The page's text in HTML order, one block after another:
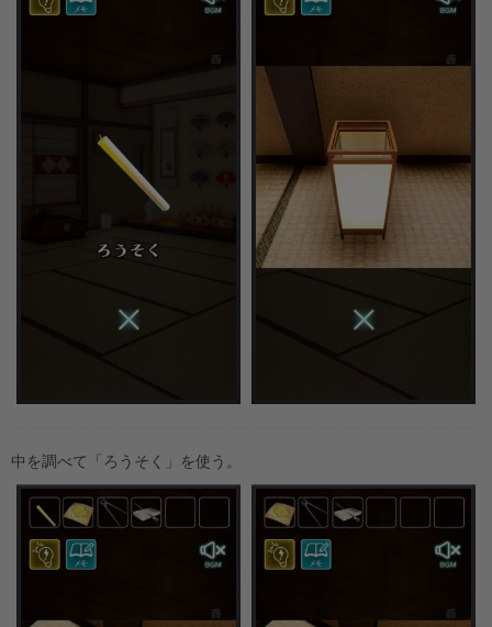
中を調べて「ろうそく」を使う。